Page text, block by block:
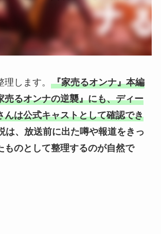
します。 『家売るオンナ』本編
売るオンナの逆襲』にも、ディー
んは公式キャストとして確認でき
は、放送前に出た噂や報道をきっ
ものとして整理するのが自然で